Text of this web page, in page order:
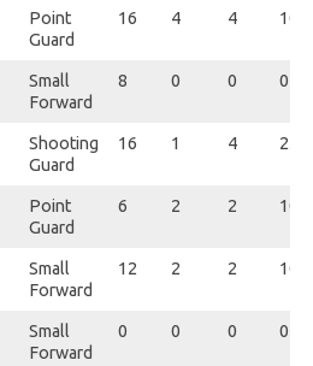
Point
Guard
16 4 4
Small
Forward
8 0 0 0
Shooting
Guard
16 1 4 25.0
Point
Guard
6 2 2
Small
Forward
12 2 2
Small
Forward
0 0 0 0